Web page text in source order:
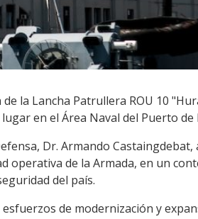
la Lancha Patrullera ROU 10
en el Área Naval del Puerto
Dr. Armando Castaingdebat,
operativa de la Armada, en un
del país.
de modernización y